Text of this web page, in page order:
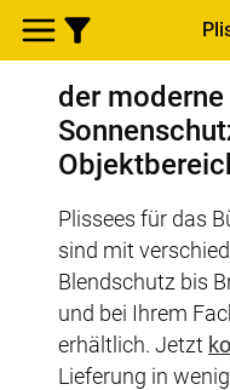
der
Plissees für das
sind mit
Blendschutz bis
und bei Ihrem
erhältlich. Jetzt
Lieferung in